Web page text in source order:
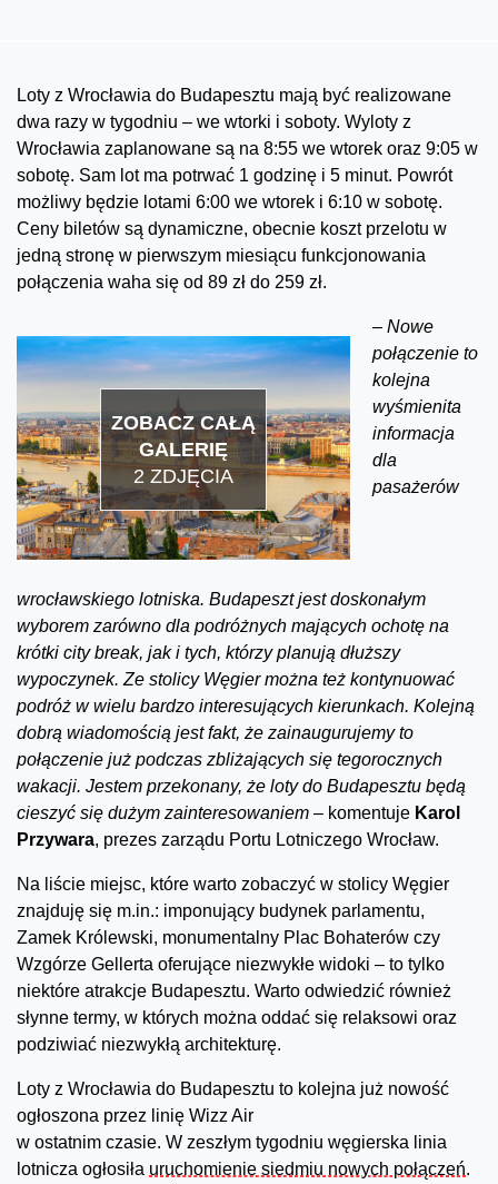
Loty z Wrocławia do Budapesztu mają być realizowane
dwa razy w tygodniu – we wtorki i soboty. Wyloty z
Wrocławia zaplanowane są na 8:55 we wtorek oraz 9:05 w
sobotę. Sam lot ma potrwać 1 godzinę i 5 minut. Powrót
możliwy będzie lotami 6:00 we wtorek i 6:10 w sobotę.
Ceny biletów są dynamiczne, obecnie koszt przelotu w
jedną stronę w pierwszym miesiącu funkcjonowania
połączenia waha się od 89 zł do 259 zł.
ZOBACZ CAŁĄ
GALERIĘ
2 ZDJĘCIA
– Nowe
połączenie to
kolejna
wyśmienita
informacja
dla
pasażerów
wrocławskiego lotniska. Budapeszt jest doskonałym
wyborem zarówno dla podróżnych mających ochotę na
krótki city break, jak i tych, którzy planują dłuższy
wypoczynek. Ze stolicy Węgier można też kontynuować
podróż w wielu bardzo interesujących kierunkach. Kolejną
dobrą wiadomością jest fakt, że zainaugurujemy to
połączenie już podczas zbliżających się tegorocznych
wakacji. Jestem przekonany, że loty do Budapesztu będą
cieszyć się dużym zainteresowaniem – komentuje Karol
Przywara, prezes zarządu Portu Lotniczego Wrocław.
Na liście miejsc, które warto zobaczyć w stolicy Węgier
znajduję się m.in.: imponujący budynek parlamentu,
Zamek Królewski, monumentalny Plac Bohaterów czy
Wzgórze Gellerta oferujące niezwykłe widoki – to tylko
niektóre atrakcje Budapesztu. Warto odwiedzić również
słynne termy, w których można oddać się relaksowi oraz
podziwiać niezwykłą architekturę.
Loty z Wrocławia do Budapesztu to kolejna już nowość
ogłoszona przez linię Wizz Air
w ostatnim czasie. W zeszłym tygodniu węgierska linia
lotnicza ogłosiła uruchomienie siedmiu nowych połączeń.